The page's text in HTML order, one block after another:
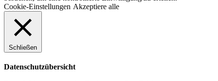
Cookie-Einstellungen Akzeptiere alle
Schließen
Datenschutzübersicht